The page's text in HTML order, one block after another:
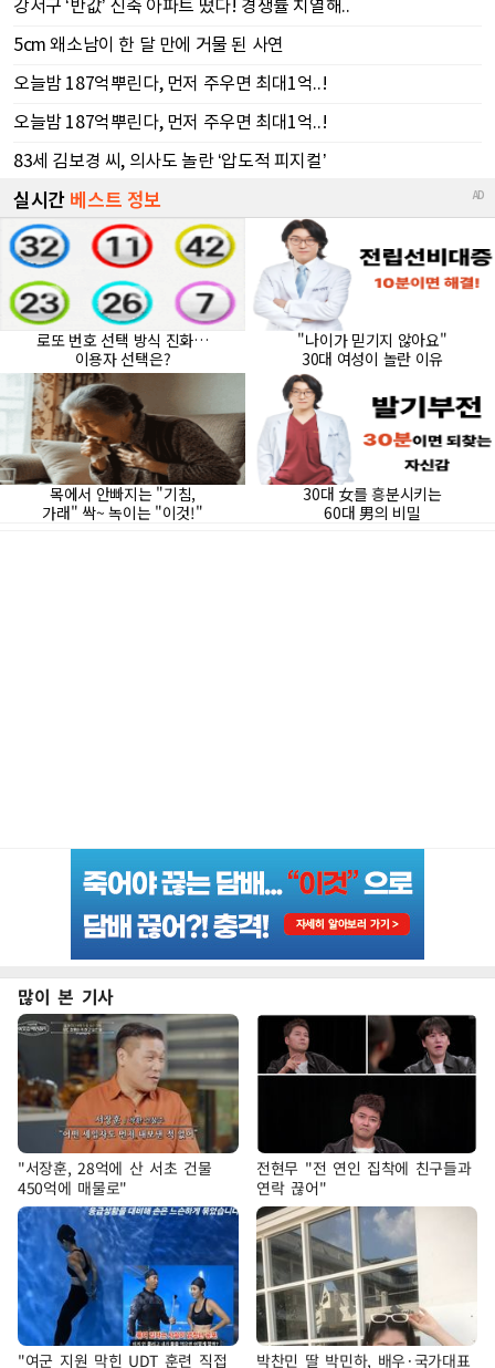
많이 본 기사
"서장훈, 28억에 산 서초 건물
450억에 매물로"
전현무 "전 연인 집착에 친구들과
연락 끊어"
"여군 지원 막힌 UDT 훈련 직접 박찬민 딸 박민하, 배우·국가대표